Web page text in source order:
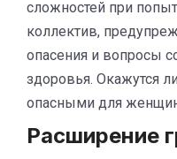
сложностей при
коллектив,
опасения и вопросы
здоровья. Окажутся
опасными для
Расширение